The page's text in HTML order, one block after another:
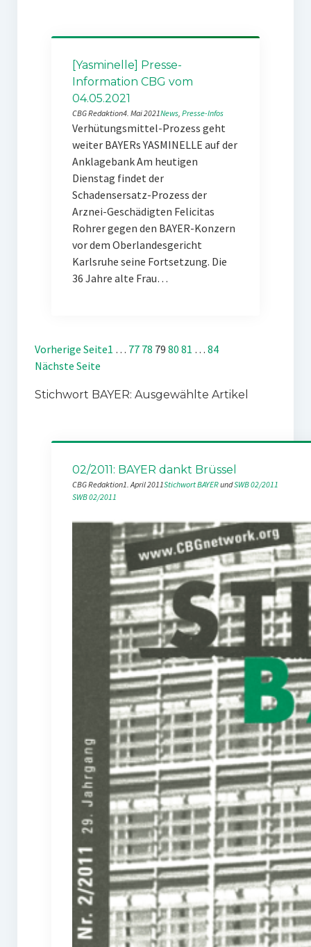
[Yasminelle] Presse-
Information CBG vom
04.05.2021
CBG Redaktion4. Mai 2021News, Presse-Infos
Verhütungsmittel-Prozess geht
weiter BAYERs YASMINELLE auf der
Anklagebank Am heutigen
Dienstag findet der
Schadensersatz-Prozess der
Arznei-Geschädigten Felicitas
Rohrer gegen den BAYER-Konzern
vor dem Oberlandesgericht
Karlsruhe seine Fortsetzung. Die
36 Jahre alte Frau…
Vorherige Seite1 … 77 78 79 80 81 … 84
Nächste Seite
Stichwort BAYER: Ausgewählte Artikel
02/2011: BAYER dankt Brüssel
CBG Redaktion1. April 2011Stichwort BAYER und SWB 02/2011
SWB 02/2011